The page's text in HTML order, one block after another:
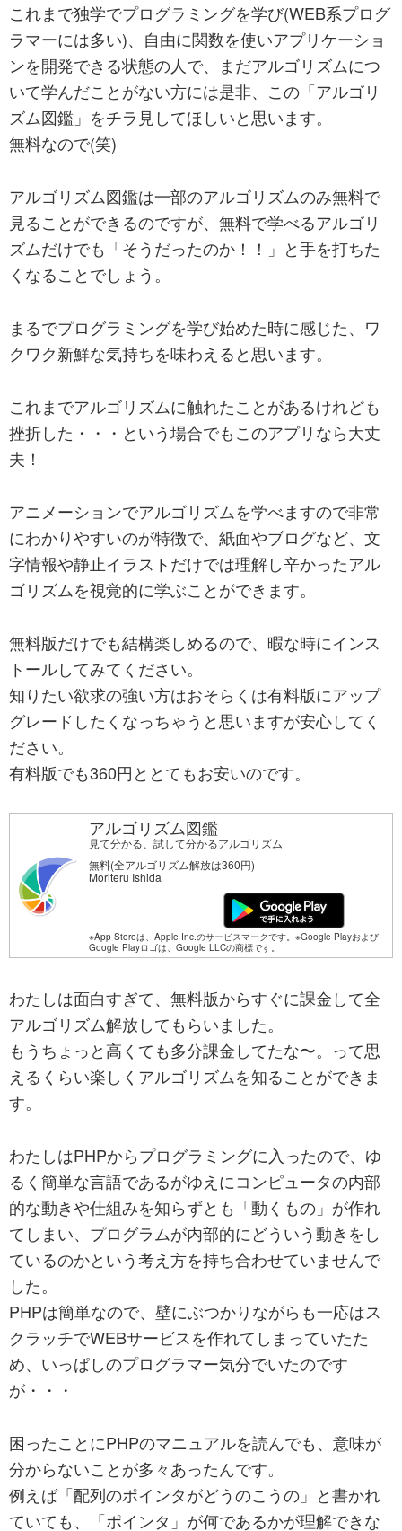
これまで独学でプログラミングを学び(WEB系プログ
ラマーには多い)、自由に関数を使いアプリケーショ
ンを開発できる状態の人で、まだアルゴリズムにつ
いて学んだことがない方には是非、この「アルゴリ
ズム図鑑」をチラ見してほしいと思います。
無料なので(笑)
アルゴリズム図鑑は一部のアルゴリズムのみ無料で
見ることができるのですが、無料で学べるアルゴリ
ズムだけでも「そうだったのか！！」と手を打ちた
くなることでしょう。
まるでプログラミングを学び始めた時に感じた、ワ
クワク新鮮な気持ちを味わえると思います。
これまでアルゴリズムに触れたことがあるけれども
挫折した・・・という場合でもこのアプリなら大丈
夫！
アニメーションでアルゴリズムを学べますので非常
にわかりやすいのが特徴で、紙面やブログなど、文
字情報や静止イラストだけでは理解し辛かったアル
ゴリズムを視覚的に学ぶことができます。
無料版だけでも結構楽しめるので、暇な時にインス
トールしてみてください。
知りたい欲求の強い方はおそらくは有料版にアップ
グレードしたくなっちゃうと思いますが安心してく
ださい。
有料版でも360円ととてもお安いのです。
アルゴリズム図鑑
見て分かる、試して分かるアルゴリズム
無料(全アルゴリズム解放は360円)
Moriteru Ishida
※App Storeは、Apple Inc.のサービスマークです。※Google Playおよび
Google Playロゴは、Google LLCの商標です。
わたしは面白すぎて、無料版からすぐに課金して全
アルゴリズム解放してもらいました。
もうちょっと高くても多分課金してたな〜。って思
えるくらい楽しくアルゴリズムを知ることができま
す。
わたしはPHPからプログラミングに入ったので、ゆ
るく簡単な言語であるがゆえにコンピュータの内部
的な動きや仕組みを知らずとも「動くもの」が作れ
てしまい、プログラムが内部的にどういう動きをし
ているのかという考え方を持ち合わせていませんで
した。
PHPは簡単なので、壁にぶつかりながらも一応はス
クラッチでWEBサービスを作れてしまっていたた
め、いっぱしのプログラマー気分でいたのです
が・・・
困ったことにPHPのマニュアルを読んでも、意味が
分からないことが多々あったんです。
例えば「配列のポインタがどうのこうの」と書かれ
ていても、「ポインタ」が何であるかが理解できな